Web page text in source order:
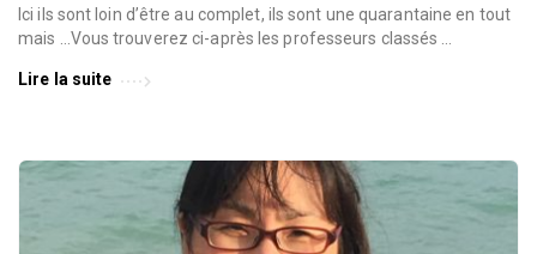
Ici ils sont loin d’être au complet, ils sont une quarantaine en tout
mais …Vous trouverez ci-après les professeurs classés …
Lire la suite